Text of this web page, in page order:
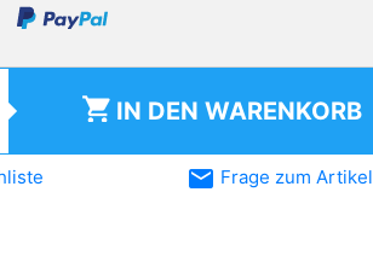
shopping_cart IN DEN WARENKORB
email Frage zum Artikel